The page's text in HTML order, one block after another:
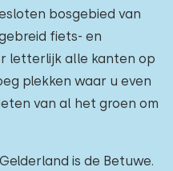
bosgebied van
fiets- en
letterlijk alle kanten op
plekken waar u even
van al het groen om
is de Betuwe.